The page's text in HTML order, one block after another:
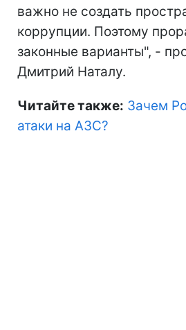
важно не создать
коррупции. Поэтому
законные варианты", -
Дмитрий Наталу.
Читайте также: Зачем
атаки на АЗС?